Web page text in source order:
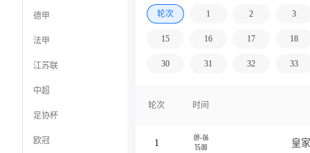
德甲
法甲
江苏联
中超
足协杯
欧冠
轮次 1 2 3
15 16 17 18
30 31 32 33
轮次 时间
1
09-06
15:00
皇